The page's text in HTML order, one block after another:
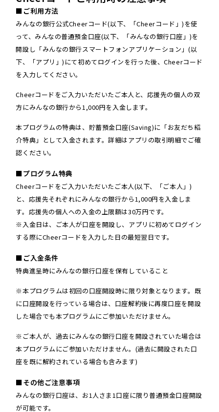
■ご利用方法
みんなの銀行公式Cheerコード(以下、「Cheerコード」)を使
って、みんなの普通預金口座(以下、「みんなの銀行口座」)を
開設し「みんなの銀行スマートフォンアプリケーション」(以
下、「アプリ」)にて初めてログインを行った後、Cheerコード
を入力してください。
Cheerコードをご入力いただいたご本人と、応援先の個人の双
方にみんなの銀行から1,000円を入金します。
本プログラムの特典は、貯蓄預金口座(Saving)に「お友だち紹
介特典」として入金されます。詳細はアプリの取引明細でご確
認ください。
■プログラム特典
Cheerコードをご入力いただいたご本人(以下、「ご本人」)
と、応援先それぞれにみんなの銀行から1,000円を入金しま
す。応援先の個人への入金の上限額は30万円です。
※入金日は、ご本人が口座を開設し、アプリに初めてログイン
する際にCheerコードを入力した日の最短翌日です。
■ご入金条件
特典進呈時にみんなの銀行口座を保有していること
※本プログラムは初回の口座開設時に限り対象となります。既
に口座開設を行っている場合は、口座解約後に再度口座を開設
した場合でも本プログラムにご参加いただけません。
※ご本人が、過去にみんなの銀行口座を開設されていた場合は
本プログラムにご参加いただけません。(過去に開設された口
座を既に解約されている場合も含みます)
■その他ご注意事項
みんなの銀行口座は、お1人さま1口座に限り普通預金口座開設
が可能です。